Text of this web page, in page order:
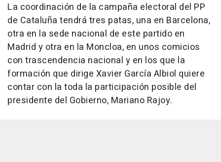
La coordinación de la campaña electoral del PP
de Cataluña tendrá tres patas, una en Barcelona,
otra en la sede nacional de este partido en
Madrid y otra en la Moncloa, en unos comicios
con trascendencia nacional y en los que la
formación que dirige Xavier García Albiol quiere
contar con la toda la participación posible del
presidente del Gobierno, Mariano Rajoy.